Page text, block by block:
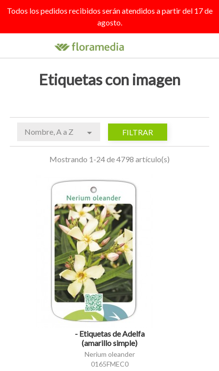
Todos los pedidos recibidos serán atendidos a partir del 17 de
agosto.
Etiquetas con imagen
Nombre, A a Z  FILTRAR
Mostrando 1-24 de 4798 artículo(s)
- Etiquetas de Adelfa
(amarillo simple)
Nerium oleander
0165FMEC0